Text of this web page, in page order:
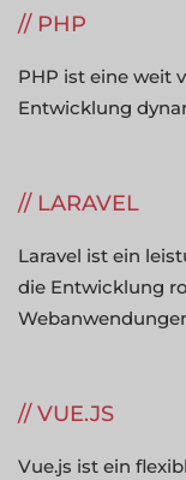
PHP
PHP ist eine weit
Entwicklung
LARAVEL
Laravel ist ein
die Entwicklung
VUE.JS
Vue.js ist ein